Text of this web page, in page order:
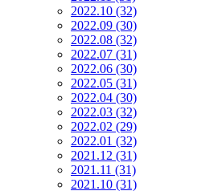
2022.10 (32)
2022.09 (30)
2022.08 (32)
2022.07 (31)
2022.06 (30)
2022.05 (31)
2022.04 (30)
2022.03 (32)
2022.02 (29)
2022.01 (32)
2021.12 (31)
2021.11 (31)
2021.10 (31)